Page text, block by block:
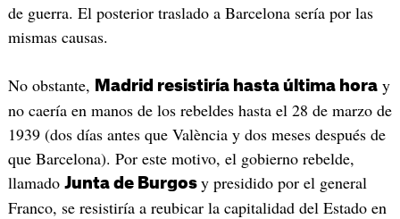
de guerra. El posterior traslado a Barcelona sería por las
mismas causas.
No obstante, Madrid resistiría hasta última horay
no caería en manos de los rebeldes hasta el 28 de marzo de
1939 (dos días antes que València y dos meses después de
que Barcelona). Por este motivo, el gobierno rebelde,
llamado Junta de Burgos y presidido por el general
Franco, se resistiría a reubicar la capitalidad del Estado en